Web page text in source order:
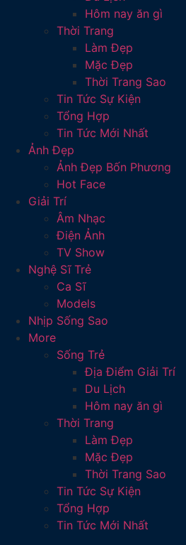
Hôm nay ăn gì
Thời Trang
Làm Đẹp
Mặc Đẹp
Thời Trang Sao
Tin Tức Sự Kiện
Tổng Hợp
Tin Tức Mới Nhất
Ảnh Đẹp
Ảnh Đẹp Bốn Phương
Hot Face
Giải Trí
Âm Nhạc
Điện Ảnh
TV Show
Nghệ Sĩ Trẻ
Ca Sĩ
Models
Nhịp Sống Sao
More
Sống Trẻ
Địa Điểm Giải Trí
Du Lịch
Hôm nay ăn gì
Thời Trang
Làm Đẹp
Mặc Đẹp
Thời Trang Sao
Tin Tức Sự Kiện
Tổng Hợp
Tin Tức Mới Nhất